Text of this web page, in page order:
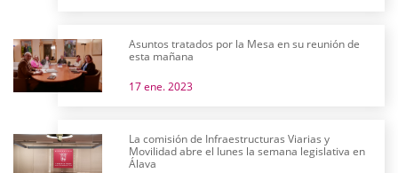
Asuntos tratados por la Mesa en su reunión de
esta mañana
17 ene. 2023
La comisión de Infraestructuras Viarias y
Movilidad abre el lunes la semana legislativa en
Álava